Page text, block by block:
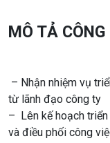
MÔ TẢ CÔNG
– Nhận nhiệm vụ
từ lãnh đạo công ty
– Lên kế hoạch
và điều phối công